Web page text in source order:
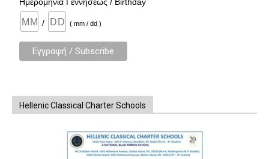
/ ( mm / dd )
Hellenic Classical Charter Schools